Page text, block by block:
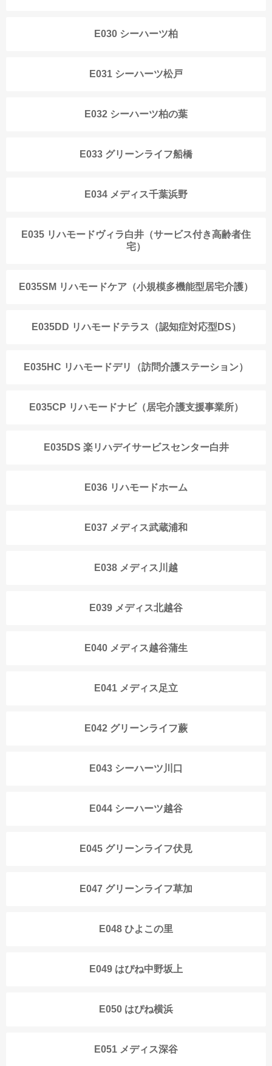
E030 シーハーツ柏
E031 シーハーツ松戸
E032 シーハーツ柏の葉
E033 グリーンライフ船橋
E034 メディス千葉浜野
E035 リハモードヴィラ白井（サービス付き高齢者住
宅）
E035SM リハモードケア（小規模多機能型居宅介護）
E035DD リハモードテラス（認知症対応型DS）
E035HC リハモードデリ（訪問介護ステーション）
E035CP リハモードナビ（居宅介護支援事業所）
E035DS 楽リハデイサービスセンター白井
E036 リハモードホーム
E037 メディス武蔵浦和
E038 メディス川越
E039 メディス北越谷
E040 メディス越谷蒲生
E041 メディス足立
E042 グリーンライフ蕨
E043 シーハーツ川口
E044 シーハーツ越谷
E045 グリーンライフ伏見
E047 グリーンライフ草加
E048 ひよこの里
E049 はぴね中野坂上
E050 はぴね横浜
E051 メディス深谷